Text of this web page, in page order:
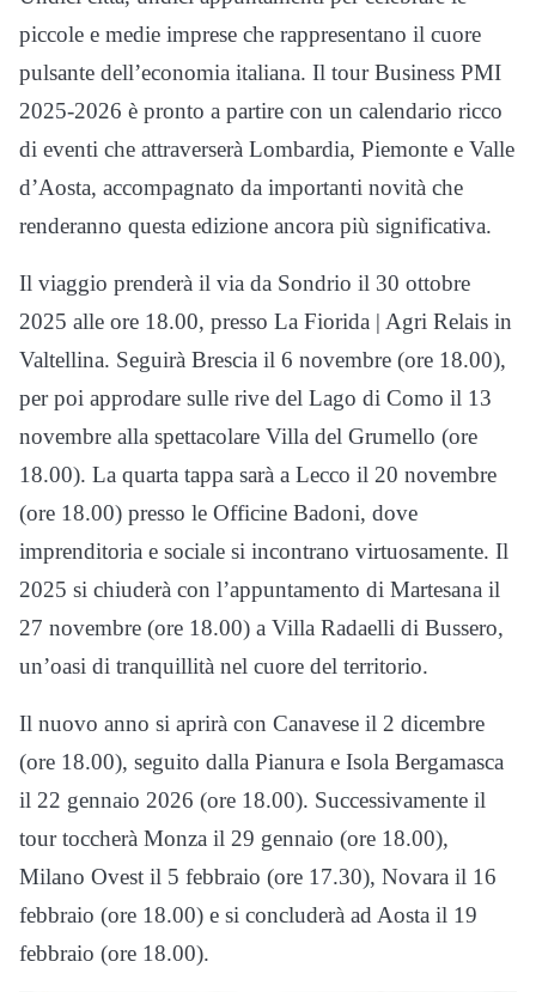
piccole e medie imprese che rappresentano il cuore
pulsante dell’economia italiana. Il tour Business PMI
2025-2026 è pronto a partire con un calendario ricco
di eventi che attraverserà Lombardia, Piemonte e Valle
d’Aosta, accompagnato da importanti novità che
renderanno questa edizione ancora più significativa.
Il viaggio prenderà il via da Sondrio il 30 ottobre
2025 alle ore 18.00, presso La Fiorida | Agri Relais in
Valtellina. Seguirà Brescia il 6 novembre (ore 18.00),
per poi approdare sulle rive del Lago di Como il 13
novembre alla spettacolare Villa del Grumello (ore
18.00). La quarta tappa sarà a Lecco il 20 novembre
(ore 18.00) presso le Officine Badoni, dove
imprenditoria e sociale si incontrano virtuosamente. Il
2025 si chiuderà con l’appuntamento di Martesana il
27 novembre (ore 18.00) a Villa Radaelli di Bussero,
un’oasi di tranquillità nel cuore del territorio.
Il nuovo anno si aprirà con Canavese il 2 dicembre
(ore 18.00), seguito dalla Pianura e Isola Bergamasca
il 22 gennaio 2026 (ore 18.00). Successivamente il
tour toccherà Monza il 29 gennaio (ore 18.00),
Milano Ovest il 5 febbraio (ore 17.30), Novara il 16
febbraio (ore 18.00) e si concluderà ad Aosta il 19
febbraio (ore 18.00).